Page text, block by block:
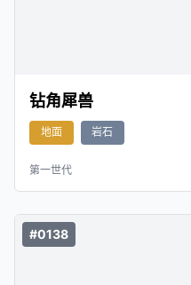
钻角犀兽
地面 岩石
第一世代
#0138